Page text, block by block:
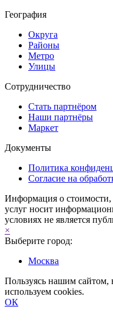
География
Округа
Районы
Метро
Улицы
Сотрудничество
Стать партнёром
Наши партнёры
Маркет
Документы
Политика
Согласие на
Информация о стоимости,
услуг носит
условиях не является
×
Выберите город:
Москва
Пользуясь нашим сайтом,
используем cookies.
ОК